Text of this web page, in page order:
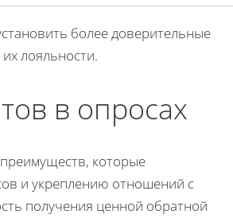
более доверительные
лояльности.
в опросах
которые
и укреплению отношений с
получения ценной обратной